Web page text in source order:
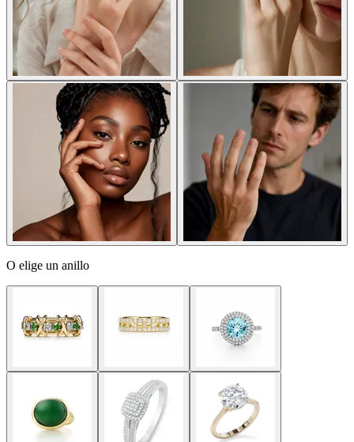
O elige un anillo